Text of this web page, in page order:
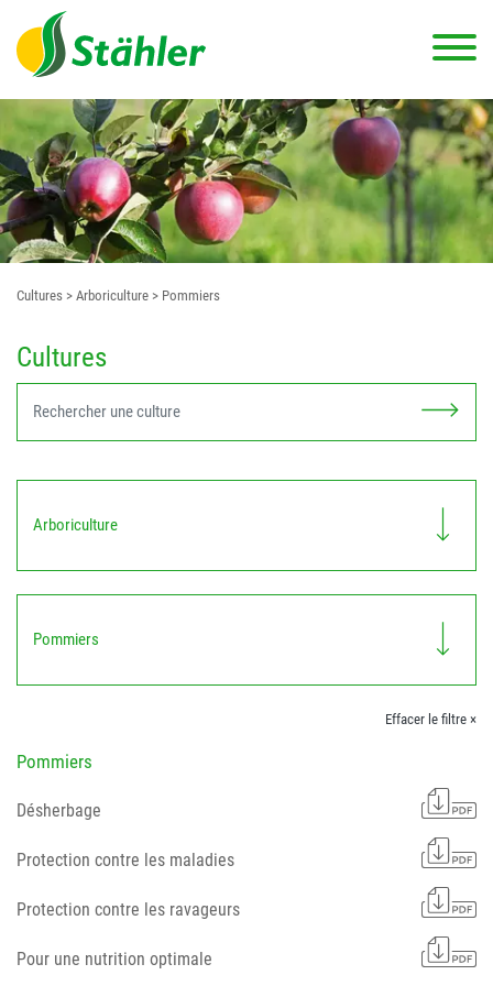
Cultures > Arboriculture > Pommiers
Cultures
Arboriculture
Pommiers
Effacer le filtre ×
Pommiers
Désherbage
Protection contre les maladies
Protection contre les ravageurs
Pour une nutrition optimale